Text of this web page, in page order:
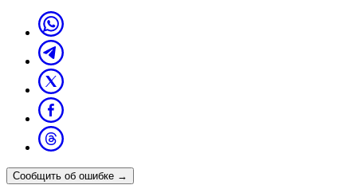
Сообщить об ошибке →